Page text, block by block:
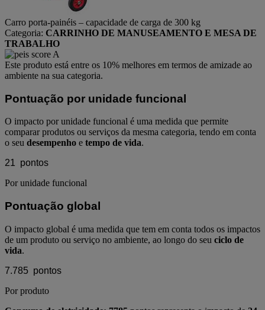
Carro porta-painéis – capacidade de carga de 300 kg
Categoria: CARRINHO DE MANUSEAMENTO E MESA DE
TRABALHO
Este produto está entre os 10% melhores em termos de amizade ao
ambiente na sua categoria.
Pontuação por unidade funcional
O impacto por unidade funcional é uma medida que permite
comparar produtos ou serviços da mesma categoria, tendo em conta
o seu desempenho e tempo de vida.
21 pontos
Por unidade funcional
Pontuação global
O impacto global é uma medida que tem em conta todos os impactos
de um produto ou serviço no ambiente, ao longo do seu ciclo de
vida.
7.785 pontos
Por produto